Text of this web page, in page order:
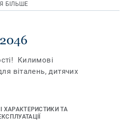
БІЛЬШЕ
Килимові
віталень, дитячих
ХАРАКТЕРИСТИКИ ТА